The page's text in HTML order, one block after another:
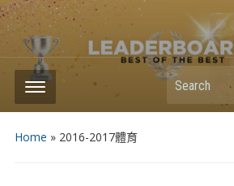
Search
Home » 2016-2017體育